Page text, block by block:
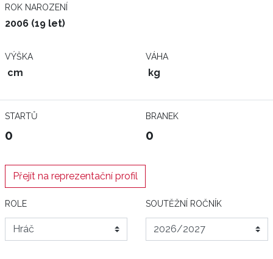
ROK NAROZENÍ
2006 (19 let)
VÝŠKA
cm
VÁHA
kg
STARTŮ
0
BRANEK
0
Přejít na reprezentační profil
ROLE SOUTĚŽNÍ ROČNÍK